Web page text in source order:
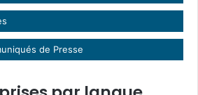
de Presse